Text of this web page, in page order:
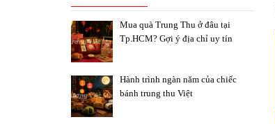
Mua quà Trung Thu ở đâu tại
Tp.HCM? Gợi ý địa chỉ uy tín
Hành trình ngàn năm của chiếc
bánh trung thu Việt